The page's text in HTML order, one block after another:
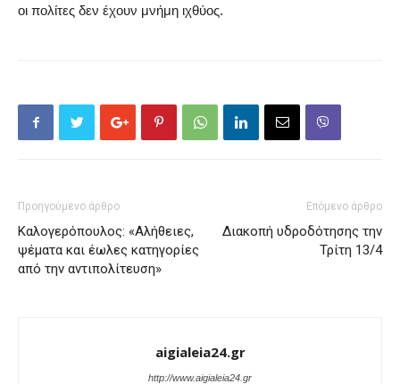
οι πολίτες δεν έχουν μνήμη ιχθύος.
Προηγούμενο άρθρο
Καλογερόπουλος: «Αλήθειες,
ψέματα και έωλες κατηγορίες
από την αντιπολίτευση»
Επόμενο άρθρο
Διακοπή υδροδότησης την
Τρίτη 13/4
aigialeia24.gr
http://www.aigialeia24.gr